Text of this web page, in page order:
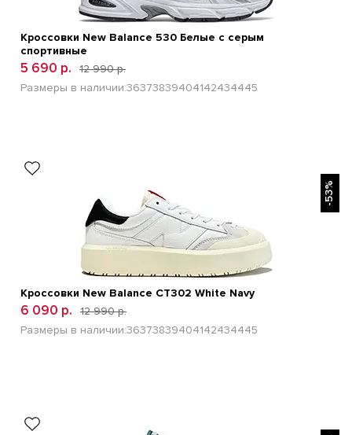
Кроссовки New Balance 530 Белые с серым
спортивные
5 690 р.
12 990 р.
Размеры в наличии:36373839404142434445
-53%
Кроссовки New Balance CT302 White Navy
6 090 р.
12 990 р.
Размеры в наличии:36373839404142434445